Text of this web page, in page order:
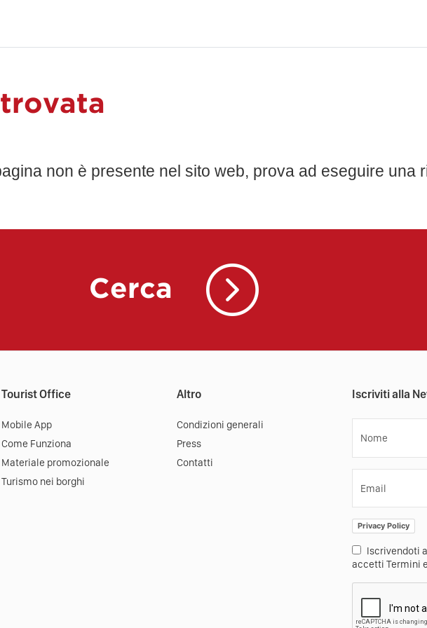
trovata
non è presente nel sito web, prova ad eseguire una
Cerca
Tourist Office
Mobile App
Come Funziona
Materiale promozionale
Turismo nei borghi
Altro
Condizioni generali
Press
Contatti
Iscriviti alla
Nome
Email
Privacy Policy
Iscrivendoti
accetti Termini